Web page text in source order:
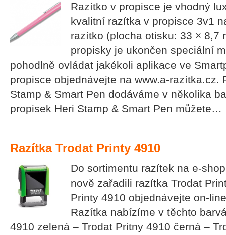
Razítko v propisce je vhodný
kvalitní razítka v propisce 3v1
razítko (plocha otisku: 33 × 8,7
propisky je ukončen speciální
pohodlně ovládat jakékoli aplikace ve
propisce objednávejte na www.a-razítka.cz.
Stamp & Smart Pen dodáváme v několika
propisek Heri Stamp & Smart Pen můžete…
Razítka Trodat Printy 4910
Do sortimentu razítek na e-
nově zařadili razítka Trodat
Printy 4910 objednávejte on-
Razítka nabízíme v těchto
4910 zelená – Trodat Pritny 4910 černá –